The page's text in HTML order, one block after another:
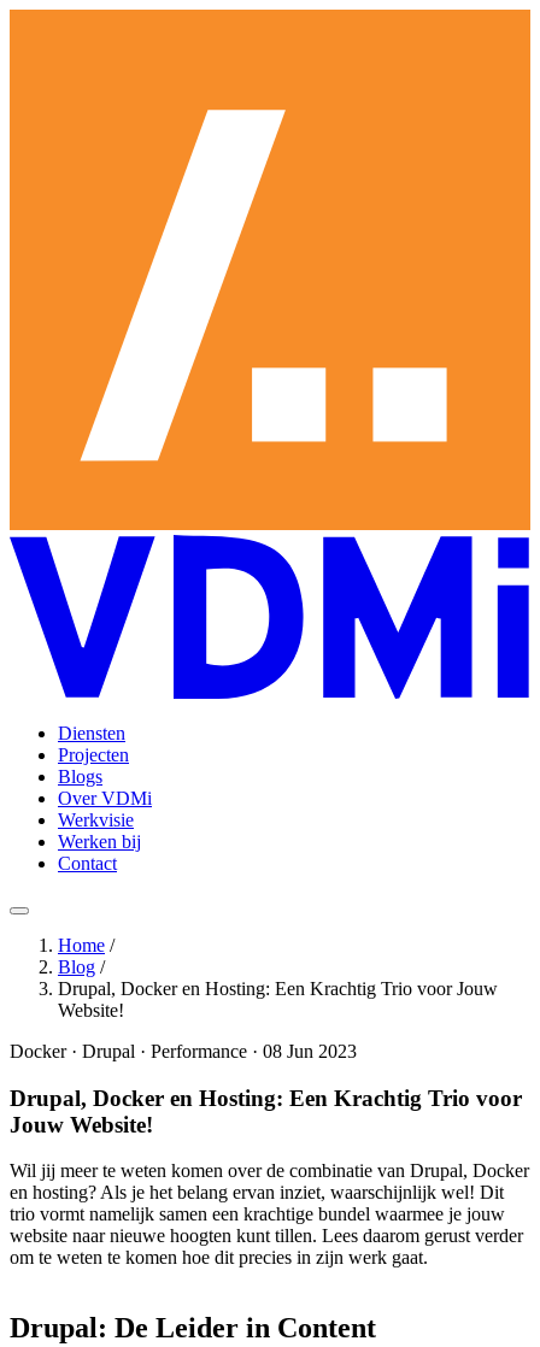
Diensten
Projecten
Blogs
Over VDMi
Werkvisie
Werken bij
Contact
Home /
Blog /
Drupal, Docker en Hosting: Een Krachtig Trio voor Jouw
Website!
Docker · Drupal · Performance · 08 Jun 2023
Drupal, Docker en Hosting: Een Krachtig Trio voor
Jouw Website!
Wil jij meer te weten komen over de combinatie van Drupal, Docker
en hosting? Als je het belang ervan inziet, waarschijnlijk wel! Dit
trio vormt namelijk samen een krachtige bundel waarmee je jouw
website naar nieuwe hoogten kunt tillen. Lees daarom gerust verder
om te weten te komen hoe dit precies in zijn werk gaat.
Drupal: De Leider in Content